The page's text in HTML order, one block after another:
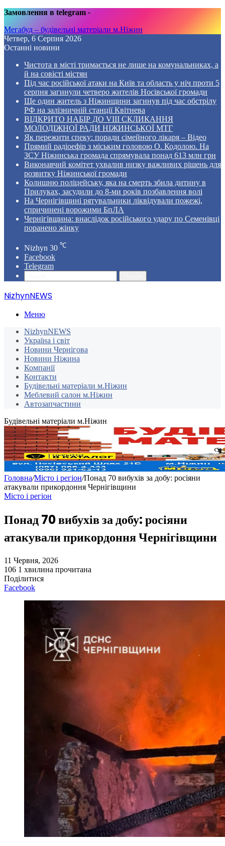
Замовлення в telegram -
Мегабуд – будівельні матеріали м.Ніжин
Четвер, 6 Серпня 2026
Останні новини
Чистота в місті тримається не лише на комунальниках, а
й на совісті містян
Під час російської атаки на Київ та область у ніч проти 5
серпня загинули четверо жителів Носівської громади
Ще один житель з Ніжинщини загинув під час обстрілу
РФ на залізничній станції Квітнева
ВІДКРИТО НАБІР ДО VIII СКЛИКАННЯ
МОЛОДІЖНОЇ РАДИ НІЖИНСЬКОЇ МТГ
Як пережити спеку: поради сімейного лікаря – Відео
Прямий радіоефір з міським головою О. Кодолою. На
ЗСУ Ніжинська громада спрямувала понад 613 млн грн
Виконавчий комітет ухвалив низку важливих рішень для
розвитку Ніжинської громади
Колишню поліцейську, яка на смерть збила дитину в
Прилуках, засудили до 8-ми років позбавлення волі
На Чернігівщині рятувальники ліквідували пожежі,
спричинені ворожими БпЛА
Чернігівщина: внаслідок російського удару по Семенівці
поранено жінку
Nizhyn 30 ℃
Facebook
Telegram
NizhynNEWS
Меню
NizhynNEWS
Україна і світ
Новини Чернігова
Новини Ніжина
Компанії
Контакти
Будівельні матеріали м.Ніжин
Меблевий салон м.Ніжин
Автозапчастини
Будівельні матеріали м.Ніжин
Головна/Місто і регіон/Понад 70 вибухів за добу: росіяни
атакували прикордоння Чернігівщини
Місто і регіон
Понад 70 вибухів за добу: росіяни
атакували прикордоння Чернігівщини
11 Червня, 2026
106 1 хвилина прочитана
Поділитися
Facebook